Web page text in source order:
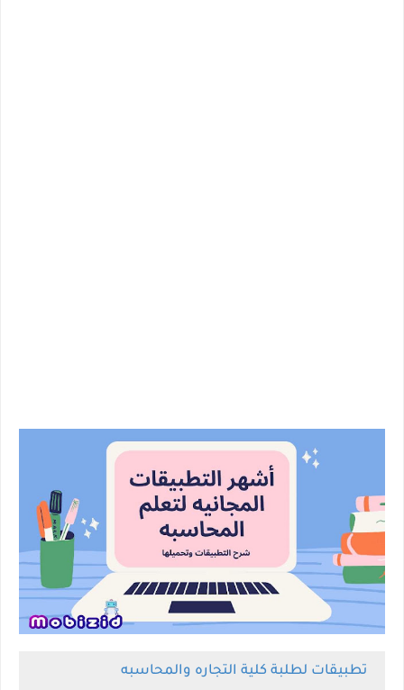
تطبيقات لطلبة كلية التجاره والمحاسبه